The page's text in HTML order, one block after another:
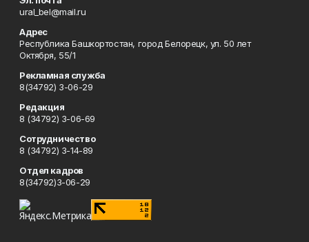
ural_bel@mail.ru
Адрес
Республика Башкортостан, город Белорецк, ул. 50 лет
Октября, 55/1
Рекламная служба
8(34792) 3-06-29
Редакция
8 (34792) 3-06-69
Сотрудничество
8 (34792) 3-14-89
Отдел кадров
8(34792)3-06-29